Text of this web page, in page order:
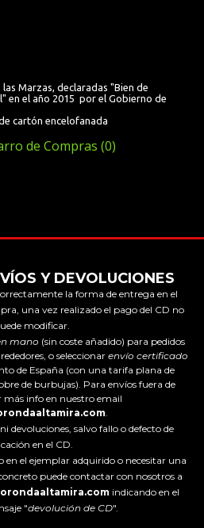
Marzas, declaradas "Bien de
en el año 2015 por el Gobierno de
cartón encelofanada
de Compras (0)
Y DEVOLUCIONES
la forma de entrega en el
una vez realizado el pago del CD no
modificar.
mano (sin coste añadido) para pedidos
o seleccionar envío certificado
de España (con una tarifa plana de
de burbujas). Para envíos fuera de
más info en nuestro email
.
devoluciones, salvo fallo o defecto de
en el CD.
en el ejemplar adquirido o necesitar una
puede contactar con nosotros a
indicando en el
"devolución de CD".